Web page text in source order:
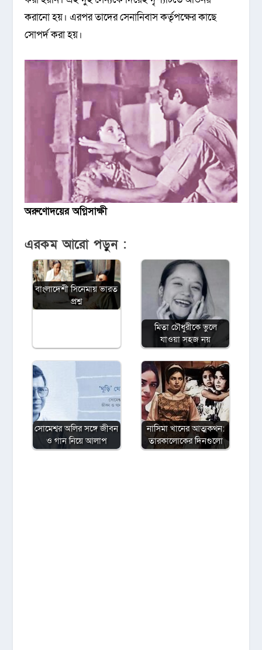
করানো হয়। এরপর তাদের সেনানিবাস কর্তৃপক্ষের কাছে
সোপর্দ করা হয়।
অরুণোদয়ের অগ্নিসাক্ষী
এরকম আরো পড়ুন :
বাংলাদেশী সিনেমায় ভারত
প্রশ্ন
মিতা চৌধুরীকে ভুলে
যাওয়া সহজ নয়
সোমেশ্বর অলির সঙ্গে জীবন
ও গান নিয়ে আলাপ
নাসিমা খানের আত্মকথন:
তারকালোকের দিনগুলো